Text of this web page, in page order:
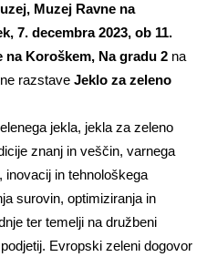
Muzej Ravne na
7. decembra 2023, ob 11.
na Koroškem, Na gradu 2 na
razstave Jeklo za zeleno
jekla, jekla za zeleno
znanj in veščin, varnega
inovacij in tehnološkega
surovin, optimiziranja in
ter temelji na družbeni
Evropski zeleni dogovor